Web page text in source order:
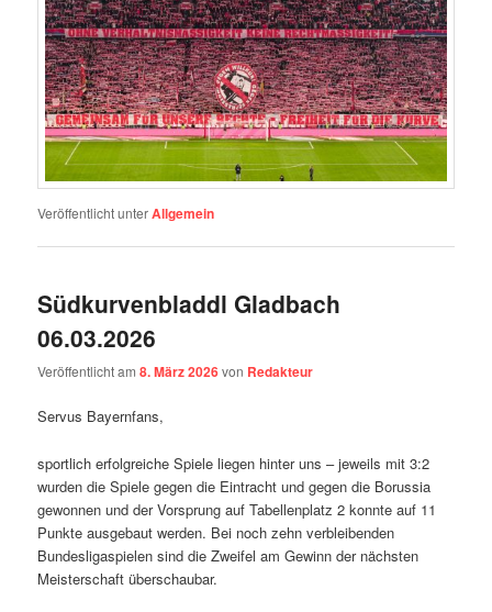
Veröffentlicht unterAllgemein
Südkurvenbladdl Gladbach
06.03.2026
Veröffentlicht am8. März 2026von Redakteur
Servus Bayernfans,
sportlich erfolgreiche Spiele liegen hinter uns – jeweils mit 3:2
wurden die Spiele gegen die Eintracht und gegen die Borussia
gewonnen und der Vorsprung auf Tabellenplatz 2 konnte auf 11
Punkte ausgebaut werden. Bei noch zehn verbleibenden
Bundesligaspielen sind die Zweifel am Gewinn der nächsten
Meisterschaft überschaubar.